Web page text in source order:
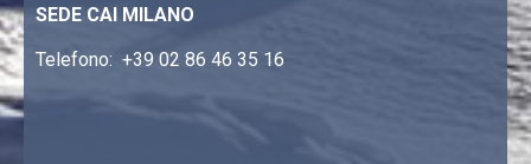
SEDE CAI MILANO
Telefono: +39 02 86 46 35 16